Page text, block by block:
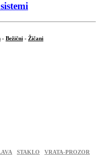
- Bežični - Žičani
STAKLO VRATA-PROZOR